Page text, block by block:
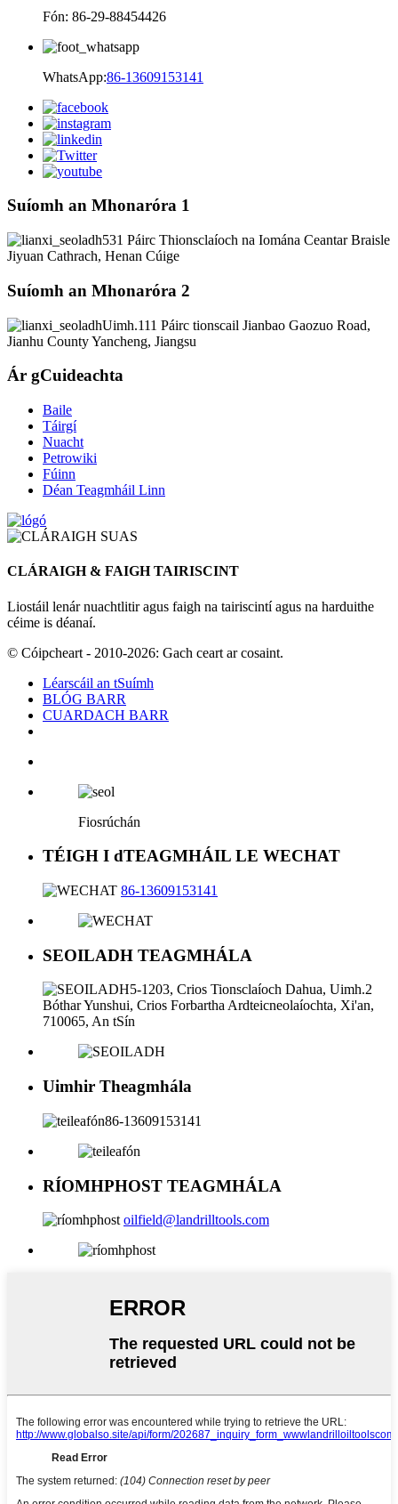
Fón: 86-29-88454426
WhatsApp:86-13609153141
Suíomh an Mhonaróra 1
531 Páirc Thionsclaíoch na Iomána Ceantar Braisle
Jiyuan Cathrach, Henan Cúige
Suíomh an Mhonaróra 2
Uimh.111 Páirc tionscail Jianbao Gaozuo Road,
Jianhu County Yancheng, Jiangsu
Ár gCuideachta
Baile
Táirgí
Nuacht
Petrowiki
Fúinn
Déan Teagmháil Linn
CLÁRAIGH & FAIGH TAIRISCINT
Liostáil lenár nuachtlitir agus faigh na tairiscintí agus na harduithe
céime is déanaí.
© Cóipcheart - 2010-2026: Gach ceart ar cosaint.
Léarscáil an tSuímh
BLÓG BARR
CUARDACH BARR
Fiosrúchán
TÉIGH I dTEAGMHÁIL LE WECHAT
86-13609153141
SEOILADH TEAGMHÁLA
5-1203, Crios Tionsclaíoch Dahua, Uimh.2
Bóthar Yunshui, Crios Forbartha Ardteicneolaíochta, Xi'an,
710065, An tSín
Uimhir Theagmhála
86-13609153141
RÍOMHPHOST TEAGMHÁLA
oilfield@landrilltools.com